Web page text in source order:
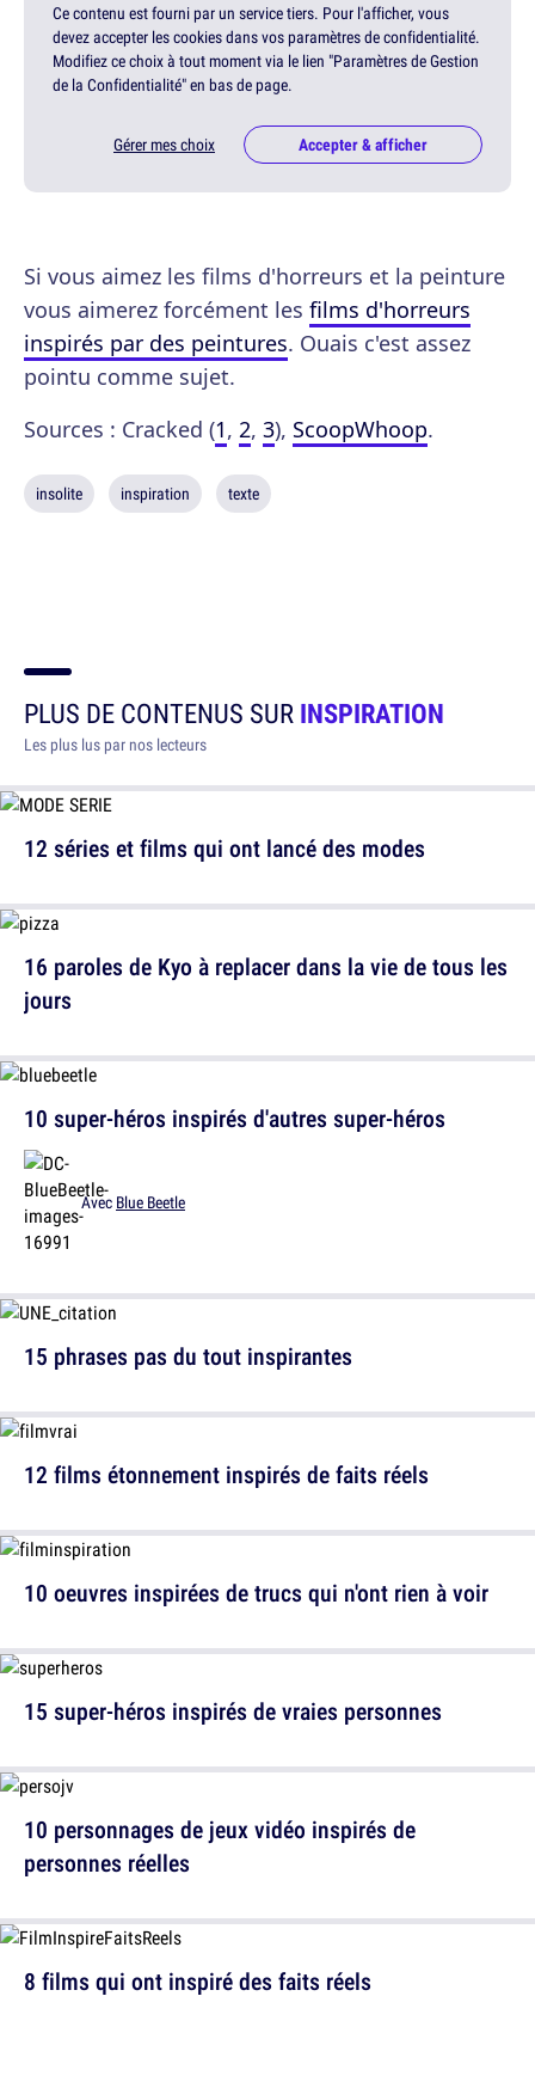
Ce contenu est fourni par un service tiers. Pour l'afficher, vous
devez accepter les cookies dans vos paramètres de confidentialité.
Modifiez ce choix à tout moment via le lien "Paramètres de Gestion
de la Confidentialité" en bas de page.
Gérer mes choix Accepter & afficher
Si vous aimez les films d'horreurs et la peinture
vous aimerez forcément les films d'horreurs
inspirés par des peintures. Ouais c'est assez
pointu comme sujet.
Sources : Cracked (1, 2, 3), ScoopWhoop.
insolite inspiration texte
PLUS DE CONTENUS SURINSPIRATION
Les plus lus par nos lecteurs
12 séries et films qui ont lancé des modes
10 super-héros inspirés d'autres super-héros
Avec Blue Beetle
12 films étonnement inspirés de faits réels
15 super-héros inspirés de vraies personnes
8 films qui ont inspiré des faits réels
16 paroles de Kyo à replacer dans la vie de tous les
jours
15 phrases pas du tout inspirantes
10 oeuvres inspirées de trucs qui n'ont rien à voir
10 personnages de jeux vidéo inspirés de
personnes réelles